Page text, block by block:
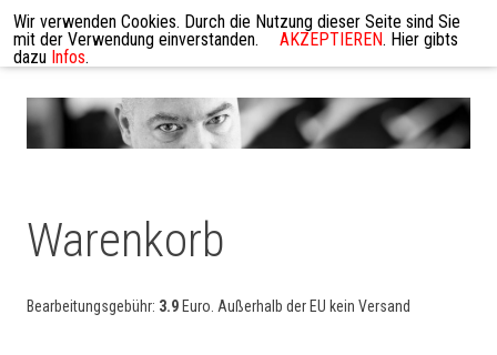
Warenkorb
Bearbeitungsgebühr: 3.9 Euro. Außerhalb der EU kein Versand
Wir verwenden Cookies. Durch die Nutzung dieser Seite sind Sie
mit der Verwendung einverstanden.
AKZEPTIEREN. Hier gibts
dazu Infos.